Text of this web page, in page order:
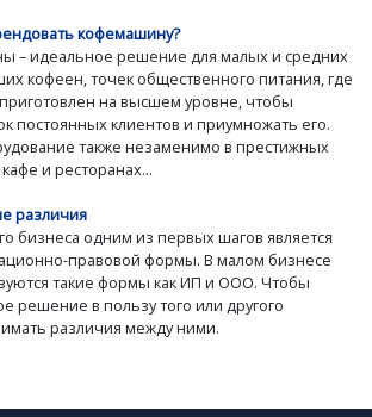
кофемашину?
– идеальное решение для малых и средних
кофеен, точек общественного питания, где
на высшем уровне, чтобы
постоянных клиентов и приумножать его.
также незаменимо в престижных
и ресторанах...
различия
бизнеса одним из первых шагов является
правовой формы. В малом бизнесе
такие формы как ИП и ООО. Чтобы
решение в пользу того или другого
различия между ними.